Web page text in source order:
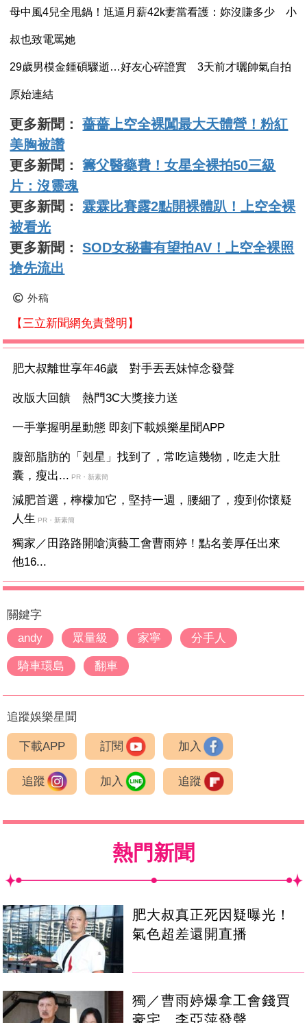
母中風4兒全甩鍋！尪逼月薪42k妻當看護：妳沒賺多少 小
叔也致電罵她
29歲男模金鍾碩驟逝…好友心碎證實 3天前才曬帥氣自拍
原始連結
更多新聞：薔薔上空全裸闖最大天體營！粉紅
美胸被讚
更多新聞：籌父醫藥費！女星全裸拍50三級
片：沒靈魂
更多新聞： 霖霖比賽露2點開裸體趴！上空全裸
被看光
更多新聞：SOD女秘書有望拍AV！上空全裸照
搶先流出
外稿
【三立新聞網免責聲明】
肥大叔離世享年46歲 對手丟丟妹悼念發聲
改版大回饋 熱門3C大獎接力送
一手掌握明星動態 即刻下載娛樂星聞APP
腹部脂肪的「剋星」找到了，常吃這幾物，吃走大肚
囊，瘦出... PR・新素簡
減肥首選，檸檬加它，堅持一週，腰細了，瘦到你懷疑
人生 PR・新素簡
獨家／田路路開嗆演藝工會曹雨婷！點名姜厚任出來
他16...
關鍵字
andy
眾量級 家寧 分手人
騎車環島 翻車
追蹤娛樂星聞
下載APP 訂閱 加入
追蹤 加入 追蹤
熱門新聞
肥大叔真正死因疑曝光！
氣色超差還開直播
獨／曹雨婷爆拿工會錢買
豪宅 李亞萍發聲